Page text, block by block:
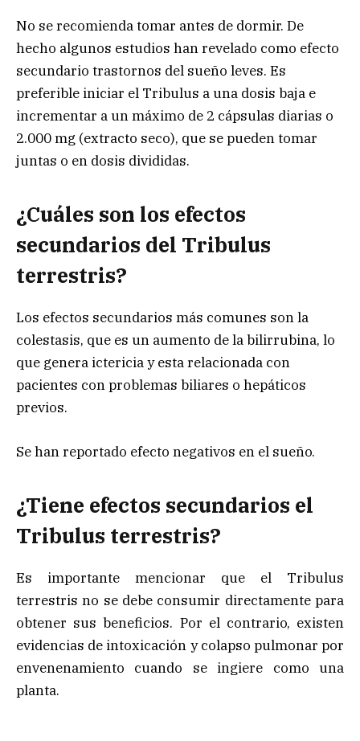
No se recomienda tomar antes de dormir. De
hecho algunos estudios han revelado como efecto
secundario trastornos del sueño leves. Es
preferible iniciar el Tribulus a una dosis baja e
incrementar a un máximo de 2 cápsulas diarias o
2.000 mg (extracto seco), que se pueden tomar
juntas o en dosis divididas.
¿Cuáles son los efectos
secundarios del Tribulus
terrestris?
Los efectos secundarios más comunes son la
colestasis, que es un aumento de la bilirrubina, lo
que genera ictericia y esta relacionada con
pacientes con problemas biliares o hepáticos
previos.
Se han reportado efecto negativos en el sueño.
¿Tiene efectos secundarios el
Tribulus terrestris?
Es importante mencionar que el Tribulus
terrestris no se debe consumir directamente para
obtener sus beneficios. Por el contrario, existen
evidencias de intoxicación y colapso pulmonar por
envenenamiento cuando se ingiere como una
planta.